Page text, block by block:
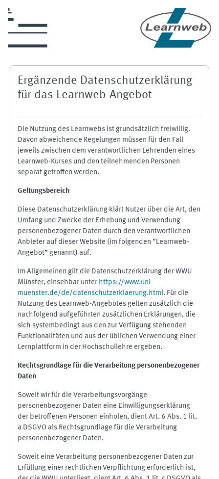
Ergänzende Datenschutzerklärung
für das Learnweb-Angebot
Die Nutzung des Learnwebs ist grundsätzlich freiwillig.
Davon abweichende Regelungen müssen für den Fall
jeweils zwischen dem verantwortlichen Lehrenden eines
Learnweb-Kurses und den teilnehmenden Personen
separat getroffen werden.
Geltungsbereich
Diese Datenschutzerklärung klärt Nutzer über die Art, den
Umfang und Zwecke der Erhebung und Verwendung
personenbezogener Daten durch den verantwortlichen
Anbieter auf dieser Website (im folgenden “Learnweb-
Angebot” genannt) auf.
Im Allgemeinen gilt die Datenschutzerklärung der WWU
Münster, einsehbar unter https://www.uni-
muenster.de/de/datenschutzerklaerung.html. Für die
Nutzung des Learnweb-Angebotes gelten zusätzlich die
nachfolgend aufgeführten zusätzlichen Erklärungen, die
sich systembedingt aus den zur Verfügung stehenden
Funktionalitäten und aus der üblichen Verwendung einer
Lernplattform in der Hochschullehre ergeben.
Rechtsgrundlage für die Verarbeitung personenbezogener
Daten
Soweit wir für die Verarbeitungsvorgänge
personenbezogener Daten eine Einwilligungserklärung
der betroffenen Personen einholen, dient Art. 6 Abs. 1 lit.
a DSGVO als Rechtsgrundlage für die Verarbeitung
personenbezogener Daten.
Soweit eine Verarbeitung personenbezogener Daten zur
Erfüllung einer rechtlichen Verpflichtung erforderlich ist,